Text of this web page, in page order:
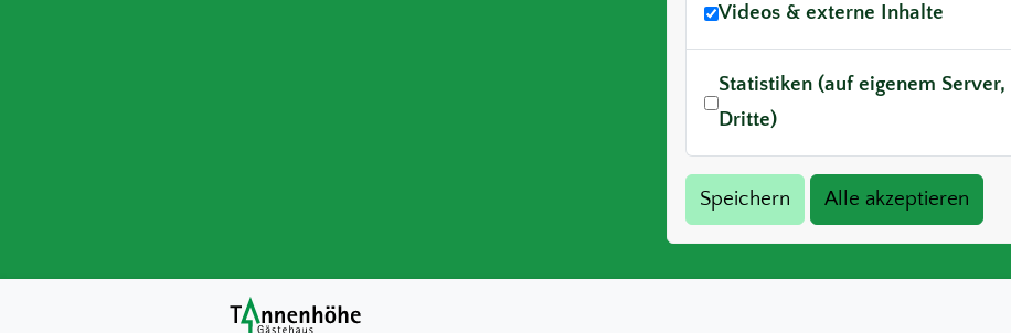
Videos & externe Inhalte
Statistiken (auf eigenem
Dritte)